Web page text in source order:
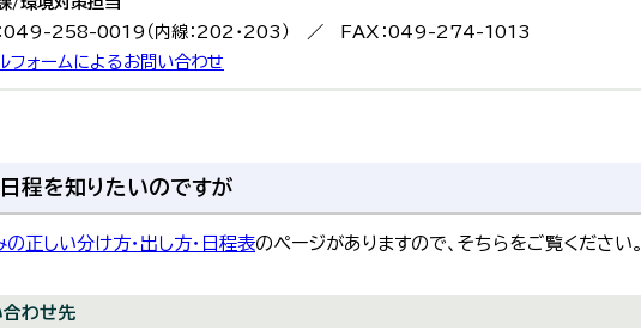
049-258-0019（内線：202・203） ／ FAX：049-274-1013
フォームによるお問い合わせ
程を知りたいのですが
正しい分け方・出し方・日程表のページがありますので、そちらをご覧ください。
合わせ先